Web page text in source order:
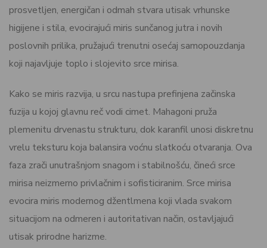
prosvetljen, energičan i odmah stvara utisak vrhunske
higijene i stila, evocirajući miris sunčanog jutra i novih
poslovnih prilika, pružajući trenutni osećaj samopouzdanja
koji najavljuje toplo i slojevito srce mirisa.
Kako se miris razvija, u srcu nastupa prefinjena začinska
fuzija u kojoj glavnu reč vodi cimet. Mahagoni pruža
plemenitu drvenastu strukturu, dok karanfil unosi diskretnu
vrelu teksturu koja balansira voćnu slatkoću otvaranja. Ova
faza zrači unutrašnjom snagom i stabilnošću, čineći srce
mirisa neizmerno privlačnim i sofisticiranim. Srce mirisa
evocira miris modernog džentlmena koji vlada svakom
situacijom na odmeren i autoritativan način, ostavljajući
utisak prirodne harizme.